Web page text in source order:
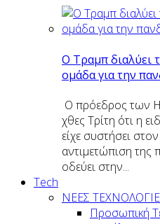
O Tραμπ διαλύει
ομάδα για την
Ο πρόεδρος των
χθες Τρίτη ότι η
είχε συστήσει
αντιμετώπιση της
οδεύει στην...
Tech
ΝΕΕΣ
Προσωπική